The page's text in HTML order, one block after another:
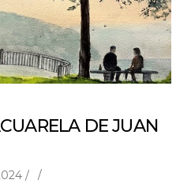
DE JUAN
/